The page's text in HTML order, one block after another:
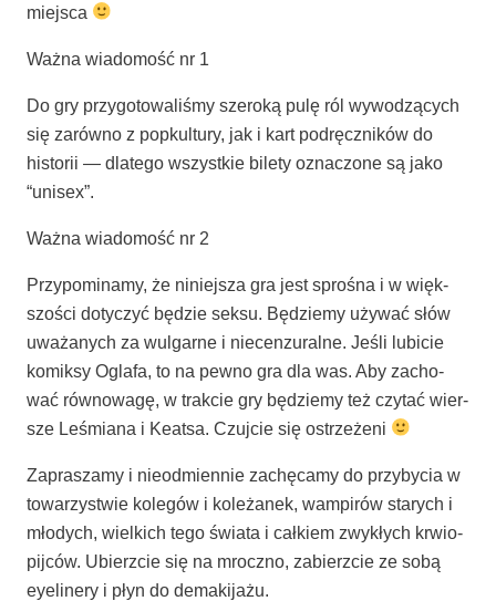
miejsca
Waż­na wia­do­mość nr 1
Do gry przy­go­to­wa­li­śmy sze­ro­ką pulę ról wywo­dzą­cych
się zarów­no z popkul­tu­ry, jak i kart pod­ręcz­ni­ków do
histo­rii — dla­te­go wszyst­kie bile­ty ozna­czo­ne są jako
“uni­sex”.
Waż­na wia­do­mość nr 2
Przy­po­mi­na­my, że niniej­sza gra jest spro­śna i w więk­
szo­ści doty­czyć będzie sek­su. Będzie­my uży­wać słów
uwa­ża­nych za wul­gar­ne i nie­cen­zu­ral­ne. Jeśli lubi­cie
komik­sy Ogla­fa, to na pew­no gra dla was. Aby zacho­
wać rów­no­wa­gę, w trak­cie gry będzie­my też czy­tać wier­
sze Leśmia­na i Keat­sa. Czuj­cie się ostrzeżeni
Zapra­sza­my i nie­odmien­nie zachę­ca­my do przy­by­cia w
towa­rzy­stwie kole­gów i kole­ża­nek, wam­pi­rów sta­rych i
mło­dych, wiel­kich tego świa­ta i cał­kiem zwy­kłych krwio­
pij­ców. Ubierz­cie się na mrocz­no, zabierz­cie ze sobą
eyeli­ne­ry i płyn do demakijażu.